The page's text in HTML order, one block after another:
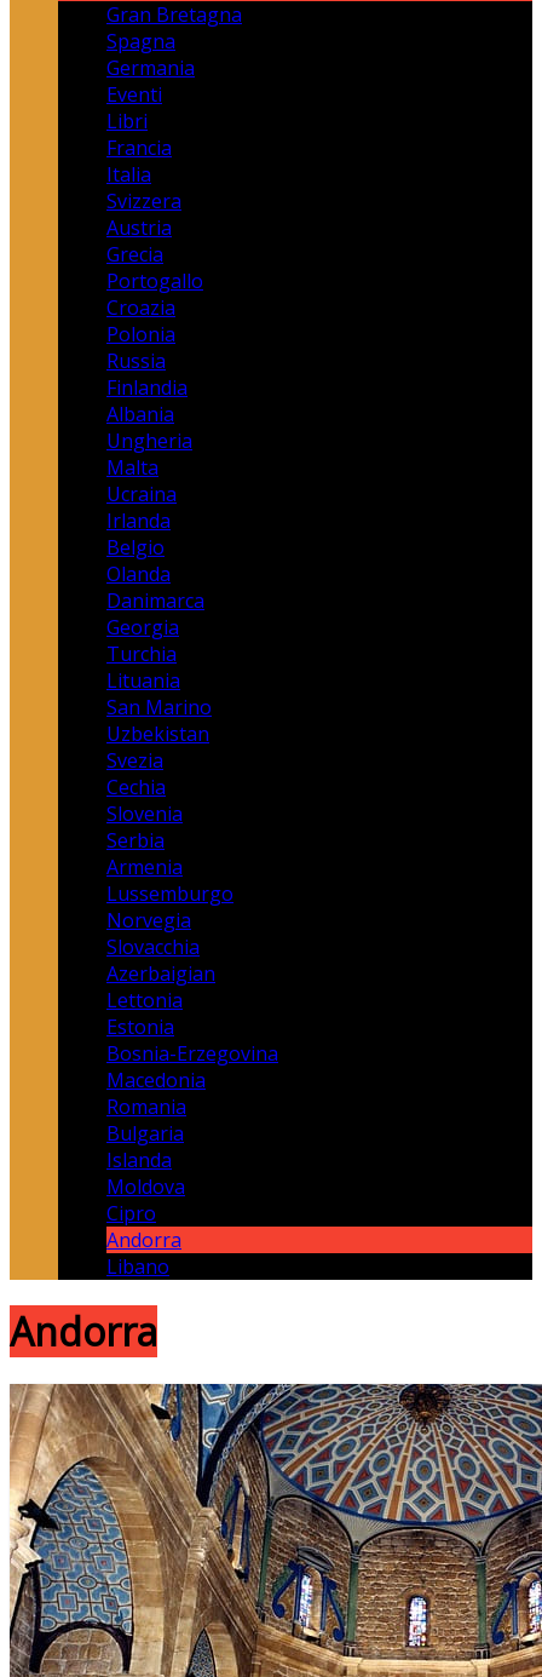
Gran Bretagna
Spagna
Germania
Eventi
Libri
Francia
Italia
Svizzera
Austria
Grecia
Portogallo
Croazia
Polonia
Russia
Finlandia
Albania
Ungheria
Malta
Ucraina
Irlanda
Belgio
Olanda
Danimarca
Georgia
Turchia
Lituania
San Marino
Uzbekistan
Svezia
Cechia
Slovenia
Serbia
Armenia
Lussemburgo
Norvegia
Slovacchia
Azerbaigian
Lettonia
Estonia
Bosnia-Erzegovina
Macedonia
Romania
Bulgaria
Islanda
Moldova
Cipro
Andorra
Libano
Andorra